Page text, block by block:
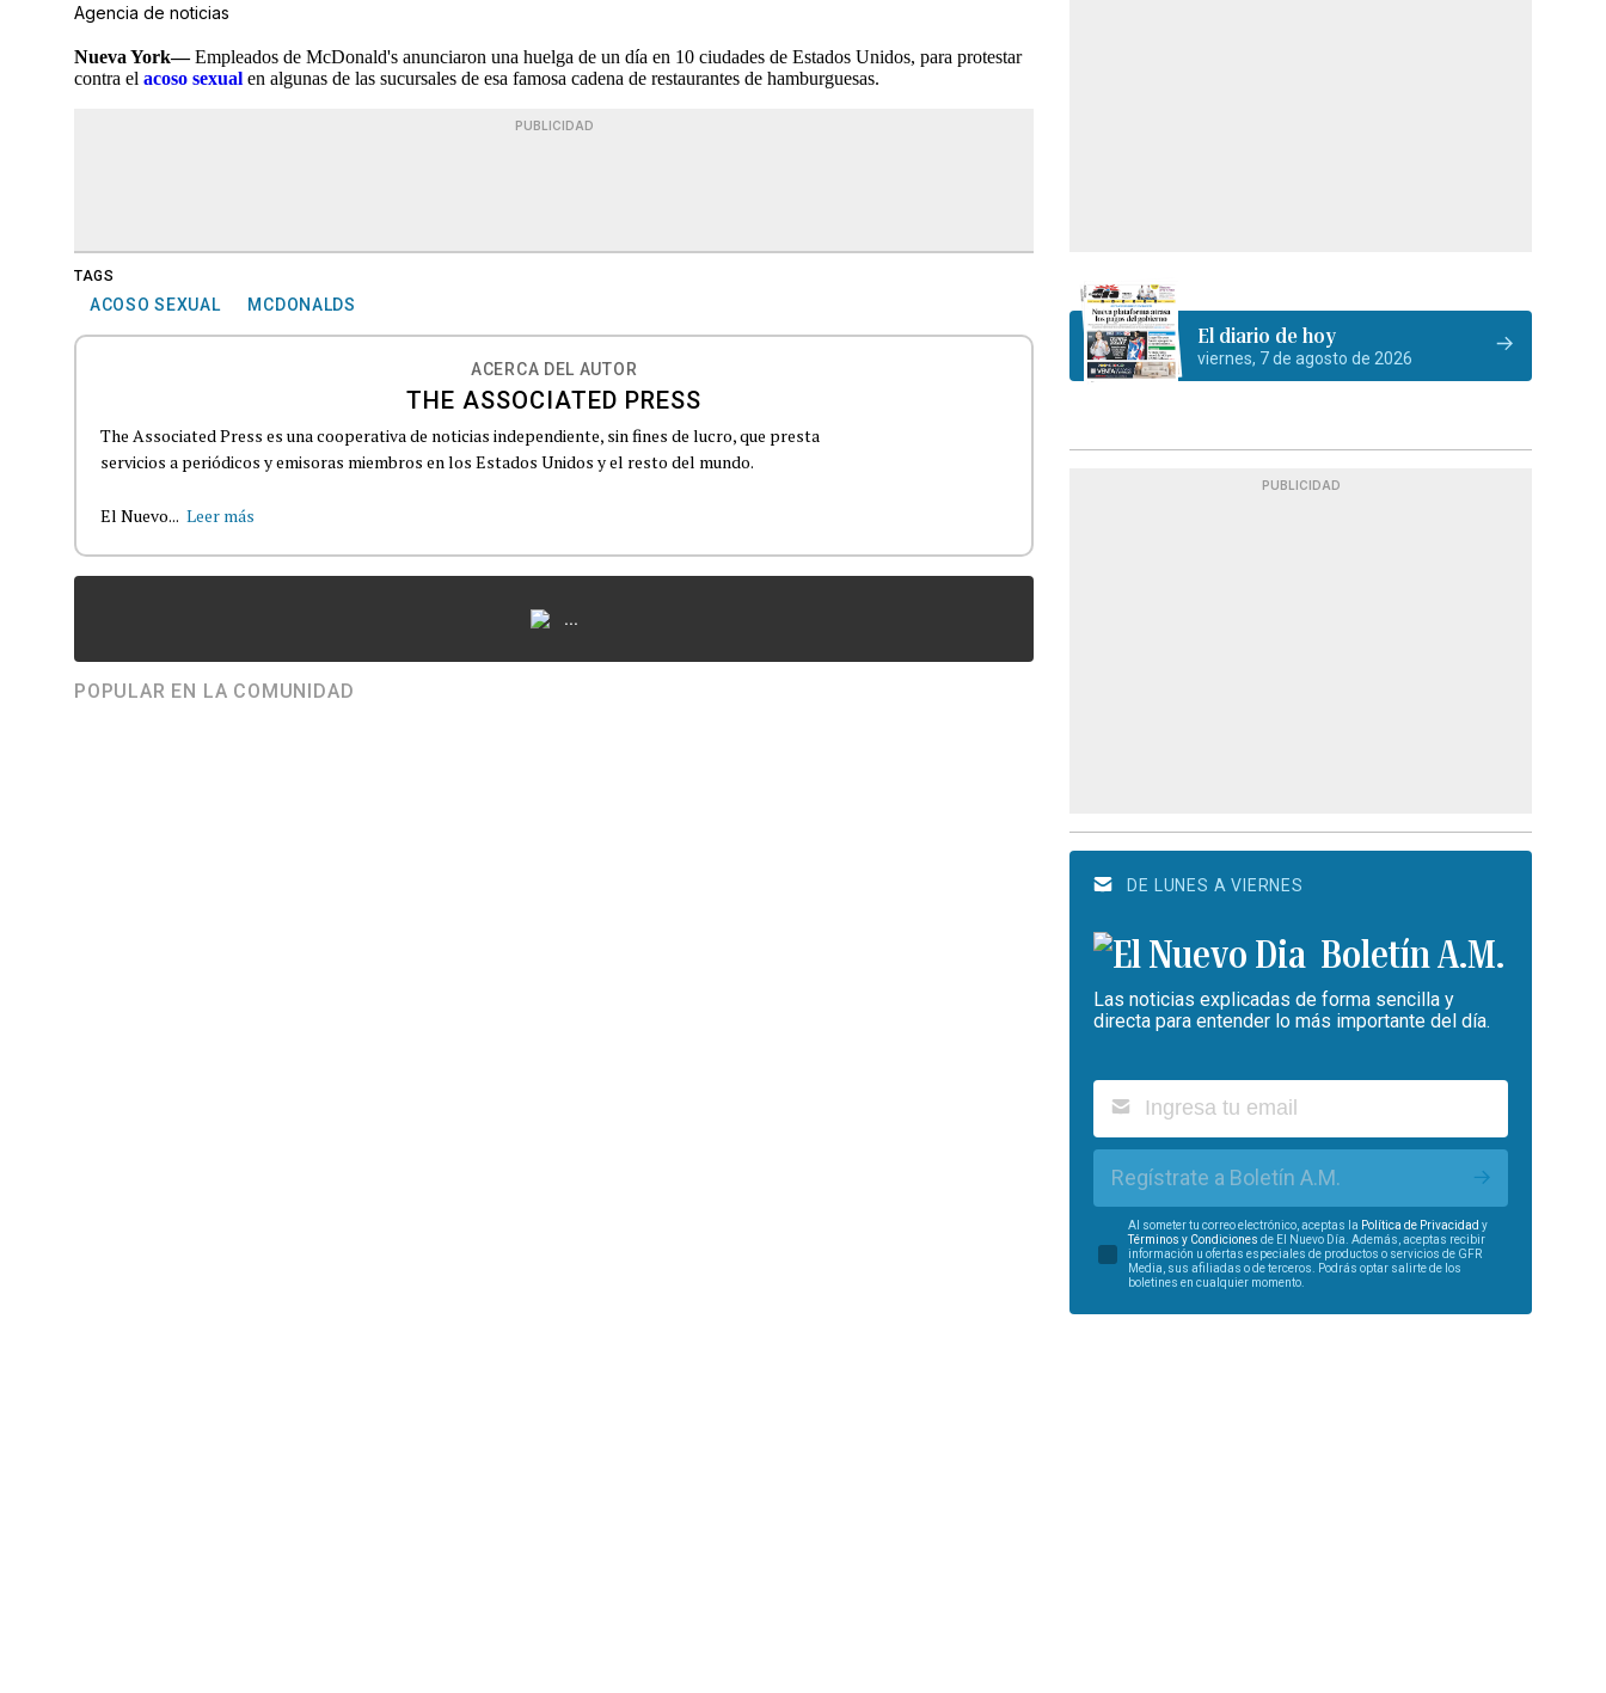
Agencia de noticias
Nueva York—Empleados de McDonald's anunciaron una huelga de un día en 10 ciudades de Estados Unidos, para protestar
contra elacoso sexualen algunas de las sucursales de esa famosa cadena de restaurantes de hamburguesas.
PUBLICIDAD
TAGS
ACOSO SEXUAL MCDONALDS
ACERCA DEL AUTOR
THE ASSOCIATED PRESS
The Associated Press es una cooperativa de noticias independiente, sin fines de lucro, que presta
servicios a periódicos y emisoras miembros en los Estados Unidos y el resto del mundo.
El Nuevo... Leer más
...
POPULAR EN LA COMUNIDAD
El diario de hoy
viernes, 7 de agosto de 2026
PUBLICIDAD
DE LUNES A VIERNES
Boletín A.M.
Las noticias explicadas de forma sencilla y
directa para entender lo más importante del día.
Regístrate a Boletín A.M.
Al someter tu correo electrónico, aceptas la Política de Privacidad y
Términos y Condiciones de El Nuevo Día. Además, aceptas recibir
información u ofertas especiales de productos o servicios de GFR
Media, sus afiliadas o de terceros. Podrás optar salirte de los
boletines en cualquier momento.